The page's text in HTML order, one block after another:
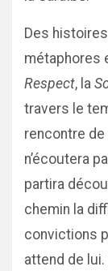
Des
métaphores
Respect, la
travers le
rencontre de
n’écoutera
partira
chemin la
convictions
attend de